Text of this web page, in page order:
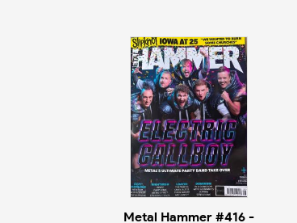
Metal Hammer #416 -